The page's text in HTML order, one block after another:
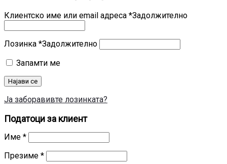
Клиентско име или email адреса *Задолжително
Лозинка *Задолжително
Запамти ме
Најави се
Ја заборавивте лозинката?
Податоци за клиент
Име *
Презиме *